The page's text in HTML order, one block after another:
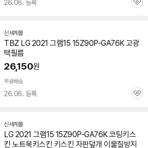
26.06. 등록
관
신세계몰
TBZ LG 2021 그램15 15Z90P-GA76K 고광
택필름
26,150원
무료배송
26.06. 등록
관
신세계몰
LG 2021 그램15 15Z90P-GA76K 코팅키스
킨 노트북키스킨 키스킨 자판덮개 이물질방지